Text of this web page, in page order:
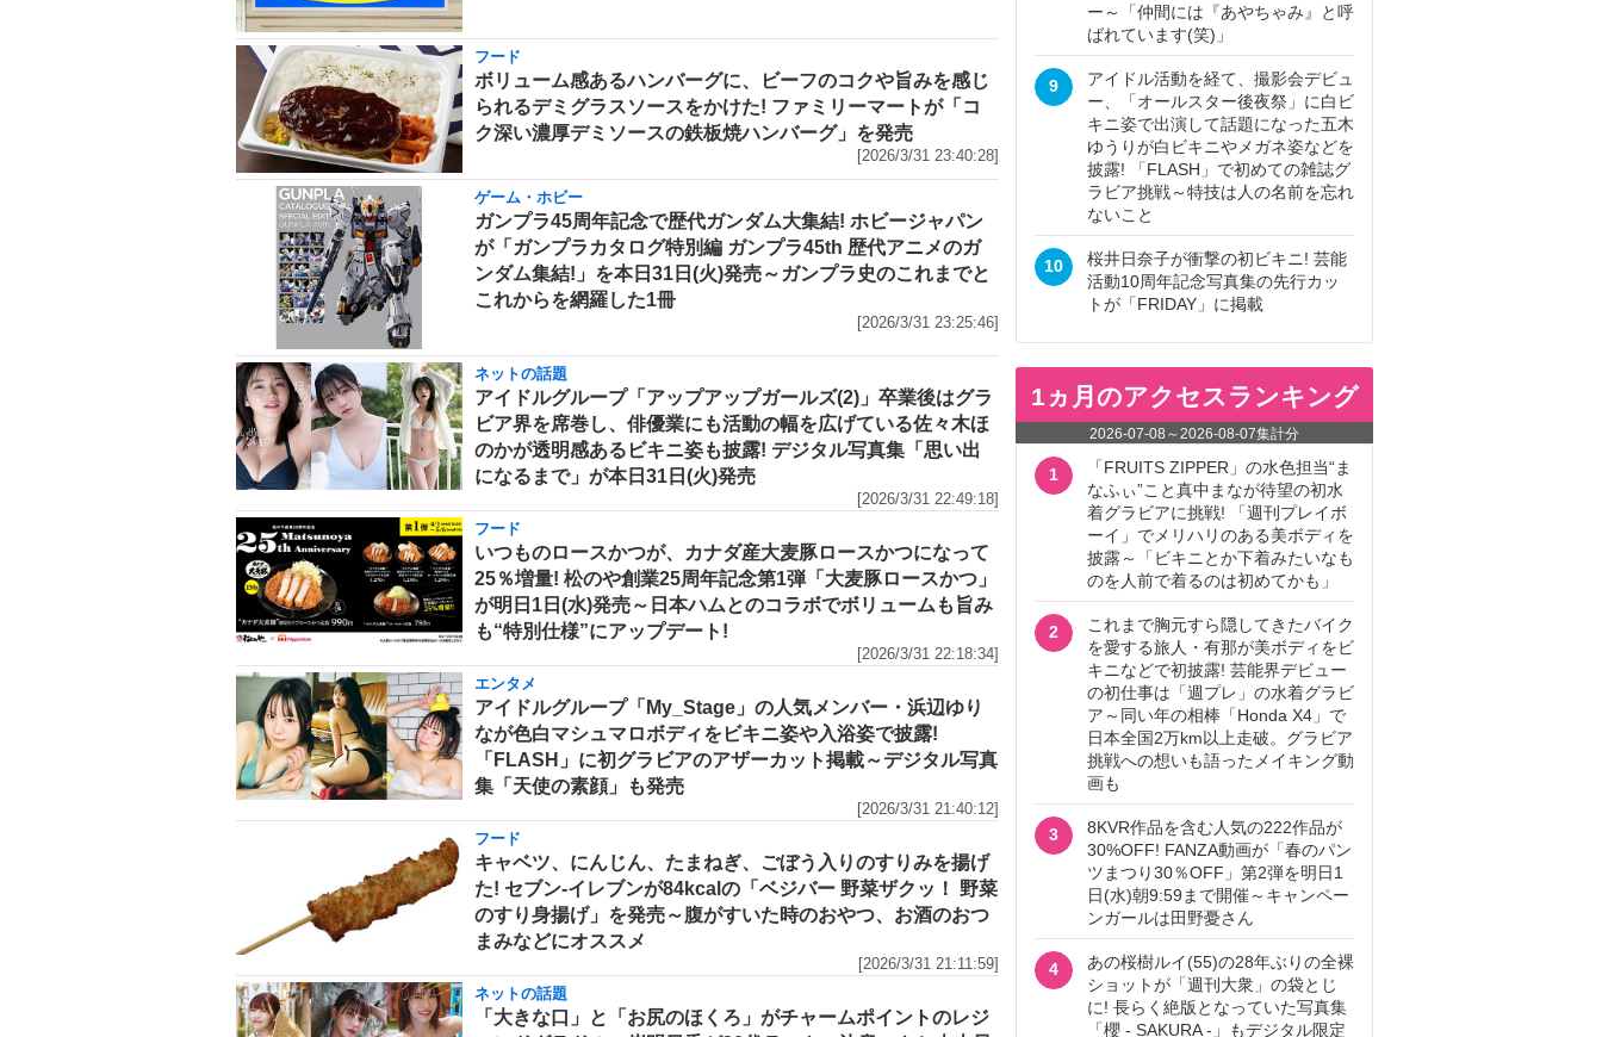
フード
ボリューム感あるハンバーグに、ビーフのコクや旨みを感じ
られるデミグラスソースをかけた! ファミリーマートが「コ
ク深い濃厚デミソースの鉄板焼ハンバーグ」を発売
[2026/3/31 23:40:28]
ゲーム・ホビー
ガンプラ45周年記念で歴代ガンダム大集結! ホビージャパン
が「ガンプラカタログ特別編 ガンプラ45th 歴代アニメのガ
ンダム集結!」を本日31日(火)発売～ガンプラ史のこれまでと
これからを網羅した1冊
[2026/3/31 23:25:46]
ネットの話題
アイドルグループ「アップアップガールズ(2)」卒業後はグラ
ビア界を席巻し、俳優業にも活動の幅を広げている佐々木ほ
のかが透明感あるビキニ姿も披露! デジタル写真集「思い出
になるまで」が本日31日(火)発売
[2026/3/31 22:49:18]
フード
いつものロースかつが、カナダ産大麦豚ロースかつになって
25％増量! 松のや創業25周年記念第1弾「大麦豚ロースかつ」
が明日1日(水)発売～日本ハムとのコラボでボリュームも旨み
も“特別仕様”にアップデート!
[2026/3/31 22:18:34]
エンタメ
アイドルグループ「My_Stage」の人気メンバー・浜辺ゆり
なが色白マシュマロボディをビキニ姿や入浴姿で披露!
「FLASH」に初グラビアのアザーカット掲載～デジタル写真
集「天使の素顔」も発売
[2026/3/31 21:40:12]
フード
キャベツ、にんじん、たまねぎ、ごぼう入りのすりみを揚げ
た! セブン‐イレブンが84kcalの「ベジバー 野菜ザクッ！ 野菜
のすり身揚げ」を発売～腹がすいた時のおやつ、お酒のおつ
まみなどにオススメ
[2026/3/31 21:11:59]
ネットの話題
「大きな口」と「お尻のほくろ」がチャームポイントのレジ
ー～「仲間には『あやちゃみ』と呼
ばれています(笑)」
9
アイドル活動を経て、撮影会デビュ
ー、「オールスター後夜祭」に白ビ
キニ姿で出演して話題になった五木
ゆうりが白ビキニやメガネ姿などを
披露! 「FLASH」で初めての雑誌グ
ラビア挑戦～特技は人の名前を忘れ
ないこと
10
桜井日奈子が衝撃の初ビキニ! 芸能
活動10周年記念写真集の先行カッ
トが「FRIDAY」に掲載
1ヵ月のアクセスランキング
2026-07-08 ～2026-08-07集計分
1
「FRUITS ZIPPER」の水色担当“ま
なふぃ”こと真中まなが待望の初水
着グラビアに挑戦! 「週刊プレイボ
ーイ」でメリハリのある美ボディを
披露～「ビキニとか下着みたいなも
のを人前で着るのは初めてかも」
2
これまで胸元すら隠してきたバイク
を愛する旅人・有那が美ボディをビ
キニなどで初披露! 芸能界デビュー
の初仕事は「週プレ」の水着グラビ
ア～同い年の相棒「Honda X4」で
日本全国2万km以上走破。グラビア
挑戦への想いも語ったメイキング動
画も
3
8KVR作品を含む人気の222作品が
30%OFF! FANZA動画が「春のパン
ツまつり30％OFF」第2弾を明日1
日(水)朝9:59まで開催～キャンペー
ンガールは田野憂さん
4
あの桜樹ルイ(55)の28年ぶりの全裸
ショットが「週刊大衆」の袋とじ
に! 長らく絶版となっていた写真集
「櫻 - SAKURA -」もデジタル限定